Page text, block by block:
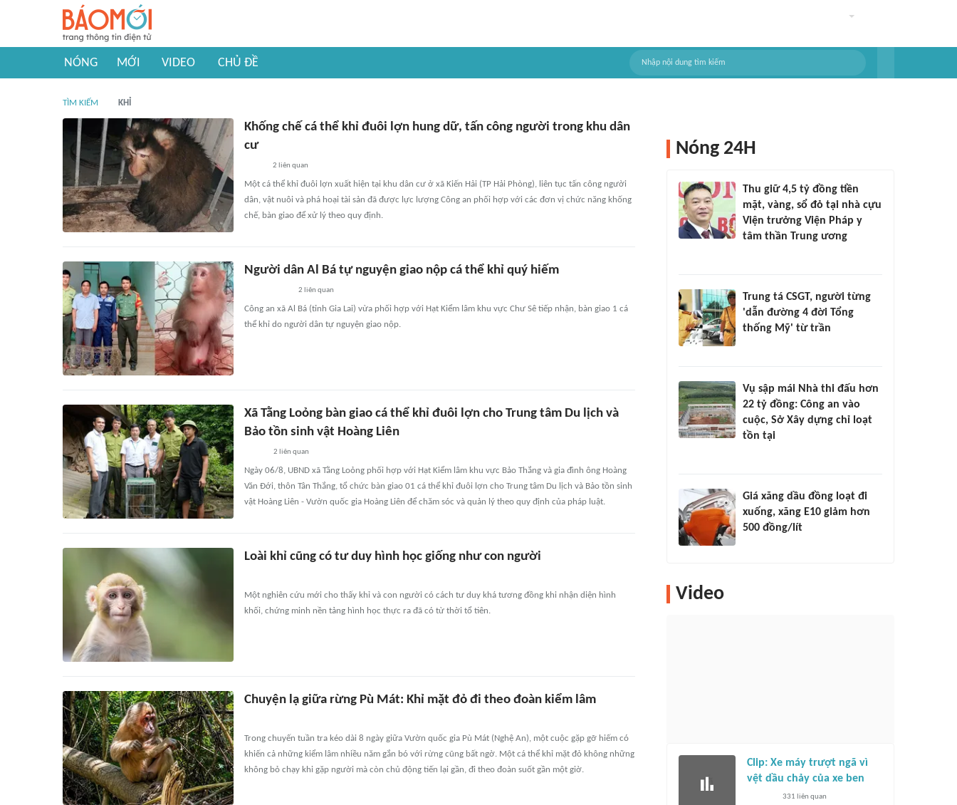
NÓNG MỚI VIDEO CHỦ ĐỀ
TÌM KIẾM KHỈ
Khống chế cá thể khỉ đuôi lợn hung dữ, tấn công người trong khu dân
cư
2 liên quan
Một cá thể khỉ đuôi lợn xuất hiện tại khu dân cư ở xã Kiến Hải (TP Hải Phòng), liên tục tấn công người
dân, vật nuôi và phá hoại tài sản đã được lực lượng Công an phối hợp với các đơn vị chức năng khống
chế, bàn giao để xử lý theo quy định.
Người dân Al Bá tự nguyện giao nộp cá thể khỉ quý hiếm
2 liên quan
Công an xã Al Bá (tỉnh Gia Lai) vừa phối hợp với Hạt Kiểm lâm khu vực Chư Sê tiếp nhận, bàn giao 1 cá
thể khỉ do người dân tự nguyện giao nộp.
Xã Tằng Loỏng bàn giao cá thể khỉ đuôi lợn cho Trung tâm Du lịch và
Bảo tồn sinh vật Hoàng Liên
2 liên quan
Ngày 06/8, UBND xã Tằng Loỏng phối hợp với Hạt Kiểm lâm khu vực Bảo Thắng và gia đình ông Hoàng
Văn Đới, thôn Tân Thắng, tổ chức bàn giao 01 cá thể khỉ đuôi lợn cho Trung tâm Du lịch và Bảo tồn sinh
vật Hoàng Liên - Vườn quốc gia Hoàng Liên để chăm sóc và quản lý theo quy định của pháp luật.
Loài khỉ cũng có tư duy hình học giống như con người
Một nghiên cứu mới cho thấy khỉ và con người có cách tư duy khá tương đồng khi nhận diện hình
khối, chứng minh nền tảng hình học thực ra đã có từ thời tổ tiên.
Chuyện lạ giữa rừng Pù Mát: Khỉ mặt đỏ đi theo đoàn kiểm lâm
Trong chuyến tuần tra kéo dài 8 ngày giữa Vườn quốc gia Pù Mát (Nghệ An), một cuộc gặp gỡ hiếm có
khiến cả những kiểm lâm nhiều năm gắn bó với rừng cũng bất ngờ. Một cá thể khỉ mặt đỏ không những
không bỏ chạy khi gặp người mà còn chủ động tiến lại gần, đi theo đoàn suốt gần một giờ.
Nóng 24H
Thu giữ 4,5 tỷ đồng tiền
mặt, vàng, sổ đỏ tại nhà cựu
Viện trưởng Viện Pháp y
tâm thần Trung ương
Trung tá CSGT, người từng
'dẫn đường 4 đời Tổng
thống Mỹ' từ trần
Vụ sập mái Nhà thi đấu hơn
22 tỷ đồng: Công an vào
cuộc, Sở Xây dựng chỉ loạt
tồn tại
Giá xăng dầu đồng loạt đi
xuống, xăng E10 giảm hơn
500 đồng/lít
Video
Clip: Xe máy trượt ngã vì
vệt dầu chảy của xe ben
331 liên quan